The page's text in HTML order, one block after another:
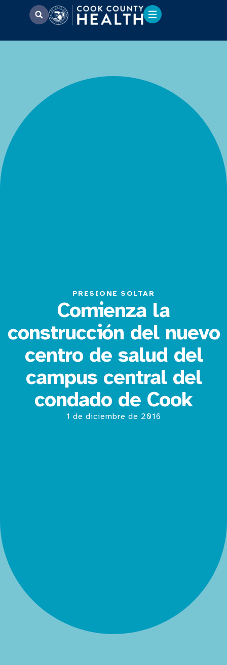
PRESIONE SOLTAR
Comienza la
construcción del nuevo
centro de salud del
campus central del
condado de Cook
1 de diciembre de 2016